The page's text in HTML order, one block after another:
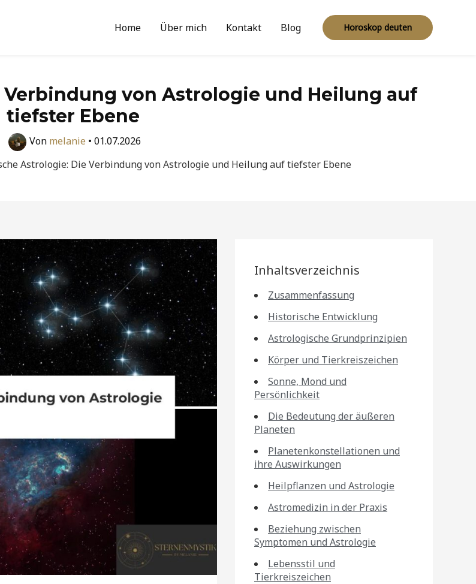
Home Über mich Kontakt Blog Horoskop deuten
von Astrologie und Heilung auf
tiefster Ebene
Von melanie • 01.07.2026
Astrologie: Die Verbindung von Astrologie und Heilung auf tiefster Ebene
Inhaltsverzeichnis
Zusammenfassung
Historische Entwicklung
Astrologische Grundprinzipien
Körper und Tierkreiszeichen
Sonne, Mond und
Persönlichkeit
Die Bedeutung der äußeren
Planeten
Planetenkonstellationen und
ihre Auswirkungen
Heilpflanzen und Astrologie
Astromedizin in der Praxis
Beziehung zwischen
Symptomen und Astrologie
Lebensstil und
Tierkreiszeichen